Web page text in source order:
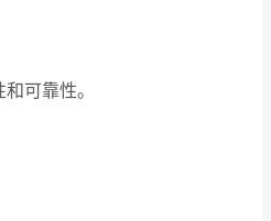
可靠性。